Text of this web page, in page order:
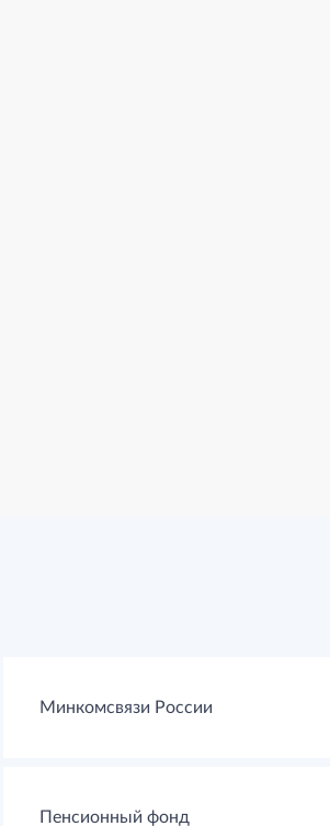
Минкомсвязи России
Пенсионный фонд